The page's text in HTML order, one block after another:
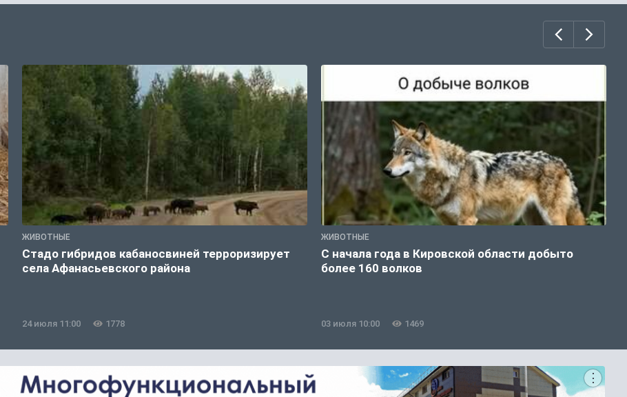
ЖИВОТНЫЕ
Стадо гибридов кабаносвиней терроризирует
села Афанасьевского района
24 июля 11:00 1778
ЖИВОТНЫЕ
С начала года в Кировской области добыто
более 160 волков
03 июля 10:00 1469